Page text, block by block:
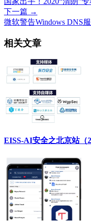
下一篇 →
微软警告Windows DNS
相关文章
EISS-AI安全之北京站（